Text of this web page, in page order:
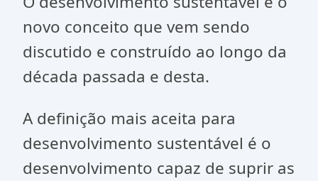
novo conceito que vem sendo
discutido e construído ao longo da
década passada e desta.
A definição mais aceita para
desenvolvimento sustentável é o
desenvolvimento capaz de suprir as